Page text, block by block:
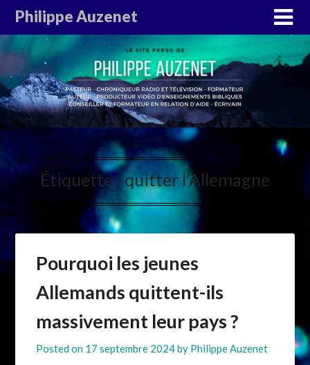
Philippe Auzenet
Étiquette :quitter l’Allemagne
Pourquoi les jeunes
Allemands quittent-ils
massivement leur pays ?
Posted on 17 septembre 2024by Philippe Auzenet